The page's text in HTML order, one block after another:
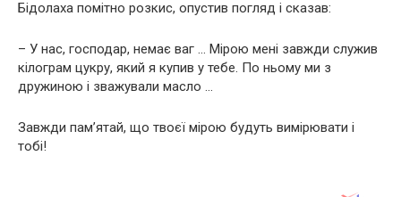
Бідолаха помітно розкис, опустив погляд і сказав:
– У нас, господар, немає ваг … Мірою мені завжди служив
кілограм цукру, який я купив у тебе. По ньому ми з
дружиною і зважували масло …
Завжди пам’ятай, що твоєї мірою будуть вимірювати і
тобі!